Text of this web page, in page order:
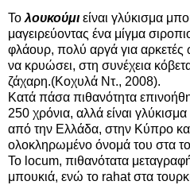
Τολουκούμι είναι γλύκισμα
μαγειρεύοντας ένα μίγμα
φλάουρ, πολύ αργά για αρκετές
να κρυώσει, στη συνέχεια
ζάχαρη.(Κοχυλά Ντ., 2008).
Κατά πάσα πιθανότητα
250 χρόνια, αλλά είναι
από την Ελλάδα, στην Κύπρο
ολοκληρωμένο όνομά του στα
Το locum, πιθανότατα
μπουκιά, ενώ το rahat στα